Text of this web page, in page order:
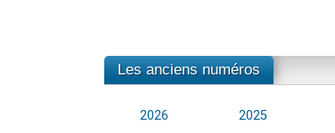
Les anciens numéros
2026 2025